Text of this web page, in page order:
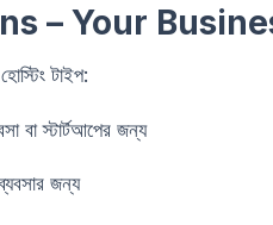
– Your
টাইপ:
বা স্টার্টআপের জন্য
জন্য